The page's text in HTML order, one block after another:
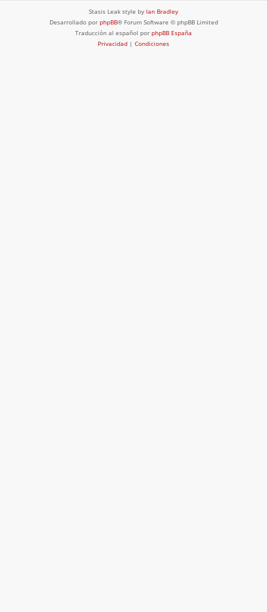
Stasis Leak style by Ian Bradley
Desarrollado por phpBB® Forum Software © phpBB Limited
Traducción al español por phpBB España
Privacidad | Condiciones